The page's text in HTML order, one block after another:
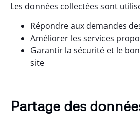
Les données collectées sont
Répondre aux demandes
Améliorer les services
Garantir la sécurité et le
site
Partage des